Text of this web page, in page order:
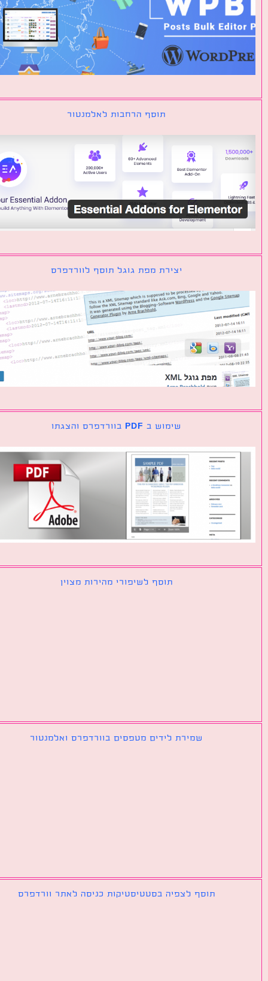
תוסף הרחבות לאלמנטור
יצירת מפת גוגל תוסף לוורדפרס
שימוש ב PDF בוורדפרס והצגתו
תוסף לשיפורי מהירות מצוין
שמירת לידים מטפסים בוורדפרס ואלמנטור
תוסף לצפיה בסטטיסטיקות כניסה לאתר וורדפרס